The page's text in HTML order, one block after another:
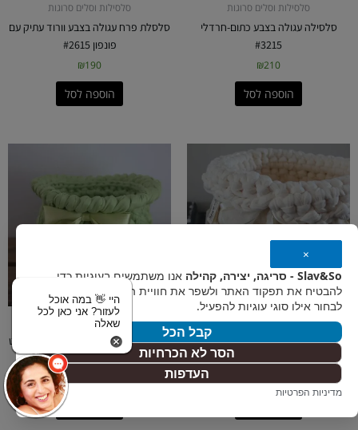
סלסילות וסלים סרוגות
סלסילה עגולה בצבע כתום-חרדלי
#3215
₪210
הוספה לסל
סלסילות וסלים סרוגות
סלסלת פרח עגולה בצבע וורוד עתיק עם
פונפון #2615
₪190
הוספה לסל
סלסילות וסלים סרוגות
סלסלת פרח עגולה ואימרה מקופלת
סלסילות וסלים סרוגות
סלסילה עגולה בצבע ירוק תפוח עם סרט
סאטן #3203
הוספה לסל
×
Slav&So - סריגה, יצירה, קהילה
אנו משתמשים בעוגיות כדי
להבטיח את תפקוד האתר ולשפר את חוויית המשתמש. אפשר
לבחור אילו סוגי עוגיות להפעיל.
קבל הכל
הסר לא הכרחיות
העדפות
מדיניות הפרטיות
היי 👋 במה אוכל
לעזור? אני כאן לכל
שאלה